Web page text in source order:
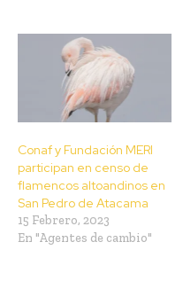
Conaf y Fundación MERI
participan en censo de
flamencos altoandinos en
San Pedro de Atacama
15 Febrero, 2023
En "Agentes de cambio"